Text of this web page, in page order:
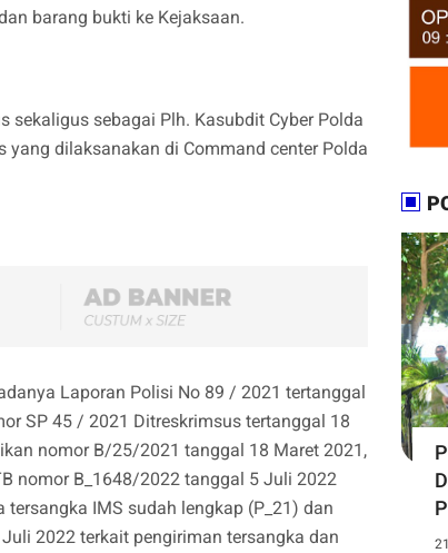
barang bukti ke Kejaksaan.
sebagai Plh. Kasubdit Cyber Polda
yang dilaksanakan di Command center Polda
Laporan Polisi No 89 / 2021 tertanggal
SP 45 / 2021 Ditreskrimsus tertanggal 18
nomor B/25/2021 tanggal 18 Maret 2021,
nomor B_1648/2022 tanggal 5 Juli 2022
IMS sudah lengkap (P_21) dan
2022 terkait pengiriman tersangka dan